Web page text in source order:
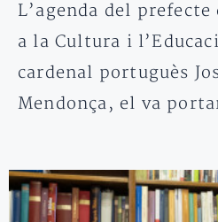
L’agenda del
a la Cultura i
cardenal portuguès
Mendonça, el va